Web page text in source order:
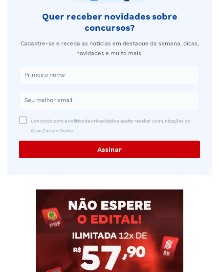
Quer receber novidades sobre
concursos?
Cadastre-se e receba as notícias em destaque da semana, dicas,
novidades e muito mais.
Concordo com a Política de Privacidade e aceito receber comunicações do
Gran Cursos Online.